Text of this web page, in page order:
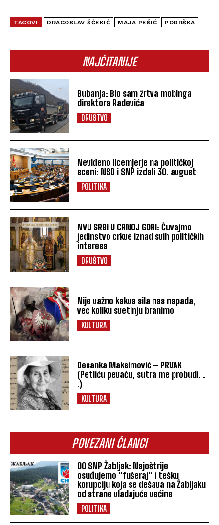
NAJČITANIJE
Bubanja: Bio sam žrtva mobinga
direktora Radevića
DRUŠTVO
Neviđeno licemjerje na političkoj
sceni: NSD i SNP izdali 30. avgust
POLITIKA
NVU SRBI U CRNOJ GORI: Čuvajmo
jedinstvo crkve iznad svih političkih
interesa
DRUŠTVO
Nije važno kakva sila nas napada,
već koliku svetinju branimo
KULTURA
Desanka Maksimović – PRVAK
(Petliću pevaču, sutra me probudi. .
.)
KULTURA
POVEZANI ČLANCI
OO SNP Žabljak: Najoštrije
osuđujemo “fušeraj” i tešku
korupciju koja se dešava na Žabljaku
od strane vladajuće većine
POLITIKA
TAGOVI DRAGOSLAV ŠĆEKIĆ MAJA PEŠIĆ PODRŠKA